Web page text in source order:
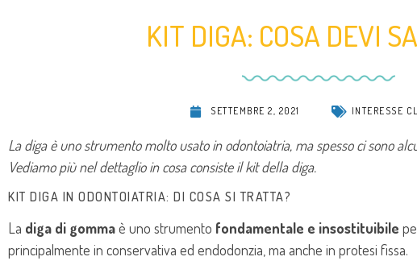
KIT DIGA: COSA DEVI
SETTEMBRE 2, 2021 INTERESSE
La diga è uno strumento molto usato in odontoiatria, ma spesso ci sono
Vediamo più nel dettaglio in cosa consiste il kit della diga.
KIT DIGA IN ODONTOIATRIA: DI COSA SI TRATTA?
La diga di gommaè uno strumento fondamentale e insostituibile
principalmente in conservativa ed endodonzia, ma anche in protesi fissa.